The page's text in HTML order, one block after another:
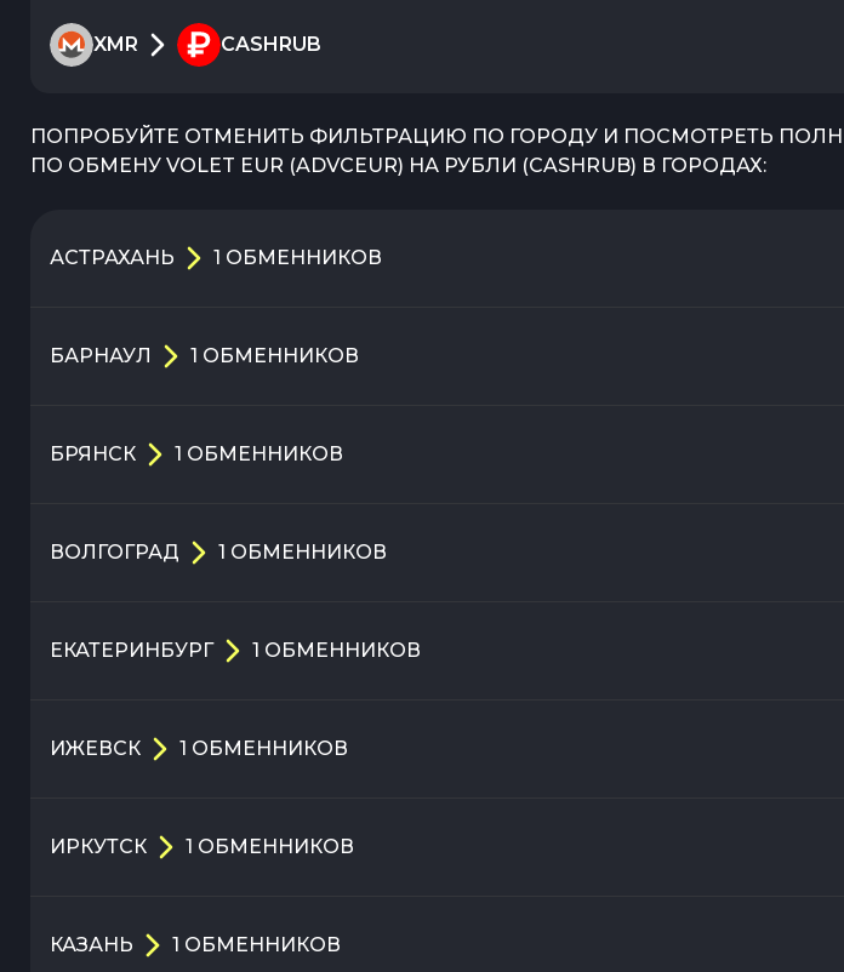
XMR CASHRUB
ПОПРОБУЙТЕ ОТМЕНИТЬ ФИЛЬТРАЦИЮ ПО ГОРОДУ И ПОСМОТРЕТЬ
ПО ОБМЕНУ VOLET EUR (ADVCEUR) НА РУБЛИ (CASHRUB) В ГОРОДАХ:
АСТРАХАНЬ 1 ОБМЕННИКОВ
БАРНАУЛ 1 ОБМЕННИКОВ
БРЯНСК 1 ОБМЕННИКОВ
ВОЛГОГРАД 1 ОБМЕННИКОВ
ЕКАТЕРИНБУРГ 1 ОБМЕННИКОВ
ИЖЕВСК 1 ОБМЕННИКОВ
ИРКУТСК 1 ОБМЕННИКОВ
КАЗАНЬ 1 ОБМЕННИКОВ